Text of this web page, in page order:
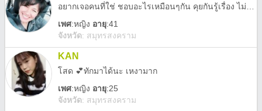
เพศ:หญิง อายุ:41
จังหวัด: สมุทรสงคราม
KAN
โสด 💕ทักมาได้นะ เหงามาก
เพศ:หญิง อายุ:25
จังหวัด: สมุทรสงคราม